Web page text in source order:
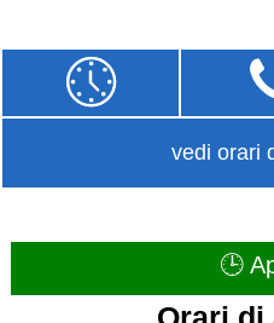
vedi orari
🕒